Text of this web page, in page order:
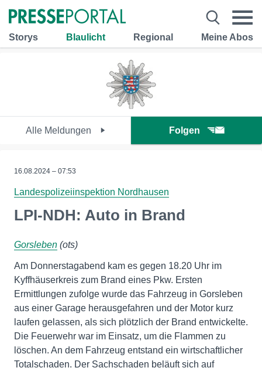
Storys Blaulicht Regional Meine Abos
Alle Meldungen Folgen
16.08.2024 – 07:53
Landespolizeiinspektion Nordhausen
LPI-NDH: Auto in Brand
Gorsleben (ots)
Am Donnerstagabend kam es gegen 18.20 Uhr im
Kyffhäuserkreis zum Brand eines Pkw. Ersten
Ermittlungen zufolge wurde das Fahrzeug in Gorsleben
aus einer Garage herausgefahren und der Motor kurz
laufen gelassen, als sich plötzlich der Brand entwickelte.
Die Feuerwehr war im Einsatz, um die Flammen zu
löschen. An dem Fahrzeug entstand ein wirtschaftlicher
Totalschaden. Der Sachschaden beläuft sich auf